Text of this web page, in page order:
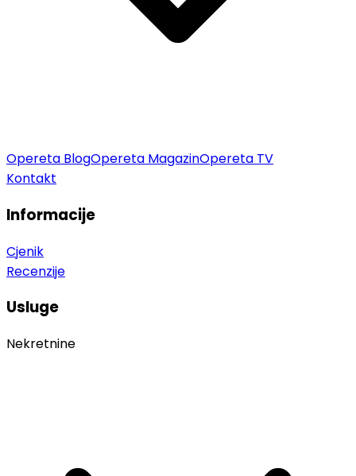
Opereta BlogOpereta MagazinOpereta TV
Kontakt
Informacije
Cjenik
Recenzije
Usluge
Nekretnine